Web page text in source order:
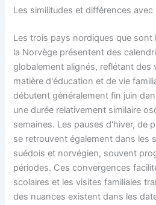
Les similitudes et différences avec
Les trois pays nordiques que sont
la Norvège présentent des
globalement alignés, reflétant des
matière d'éducation et de vie
débutent généralement fin juin
une durée relativement similaire
semaines. Les pauses d'hiver, de
se retrouvent également dans les
suédois et norvégien, souvent
périodes. Ces convergences
scolaires et les visites familiales
des nuances existent dans les